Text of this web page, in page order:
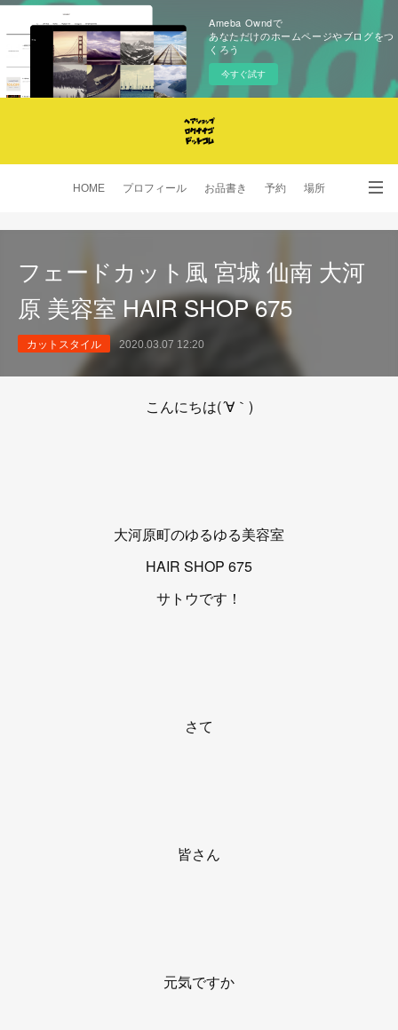
Ameba Owndで
あなただけのホームページやブログをつ
くろう
今すぐ試す
HOME プロフィール お品書き 予約 場所
フェードカット風 宮城 仙南 大河
原 美容室 HAIR SHOP 675
カットスタイル 2020.03.07 12:20
こんにちは(´∀｀)
大河原町のゆるゆる美容室
HAIR SHOP 675
サトウです！
さて
皆さん
元気ですか